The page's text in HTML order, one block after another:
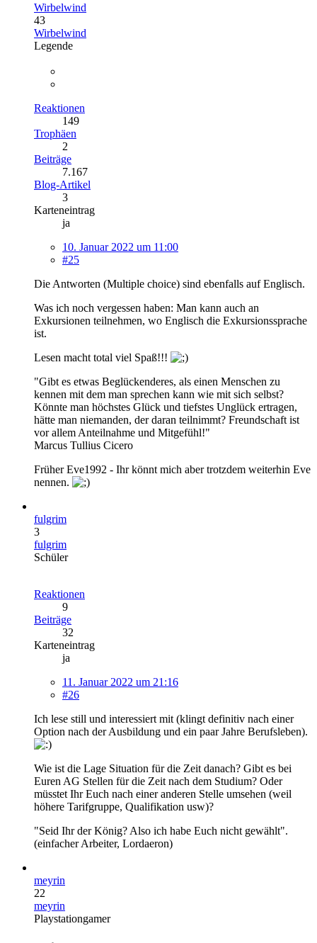
Wirbelwind
43
Wirbelwind
Legende
Reaktionen
149
Trophäen
2
Beiträge
7.167
Blog-Artikel
3
Karteneintrag
ja
10. Januar 2022 um 11:00
#25
Die Antworten (Multiple choice) sind ebenfalls auf Englisch.
Was ich noch vergessen haben: Man kann auch an
Exkursionen teilnehmen, wo Englisch die Exkursionssprache
ist.
Lesen macht total viel Spaß!!!
"Gibt es etwas Beglückenderes, als einen Menschen zu
kennen mit dem man sprechen kann wie mit sich selbst?
Könnte man höchstes Glück und tiefstes Unglück ertragen,
hätte man niemanden, der daran teilnimmt? Freundschaft ist
vor allem Anteilnahme und Mitgefühl!"
Marcus Tullius Cicero
Früher Eve1992 - Ihr könnt mich aber trotzdem weiterhin Eve
nennen.
fulgrim
3
fulgrim
Schüler
Reaktionen
9
Beiträge
32
Karteneintrag
ja
11. Januar 2022 um 21:16
#26
Ich lese still und interessiert mit (klingt definitiv nach einer
Option nach der Ausbildung und ein paar Jahre Berufsleben).
Wie ist die Lage Situation für die Zeit danach? Gibt es bei
Euren AG Stellen für die Zeit nach dem Studium? Oder
müsstet Ihr Euch nach einer anderen Stelle umsehen (weil
höhere Tarifgruppe, Qualifikation usw)?
"Seid Ihr der König? Also ich habe Euch nicht gewählt".
(einfacher Arbeiter, Lordaeron)
meyrin
22
meyrin
Playstationgamer